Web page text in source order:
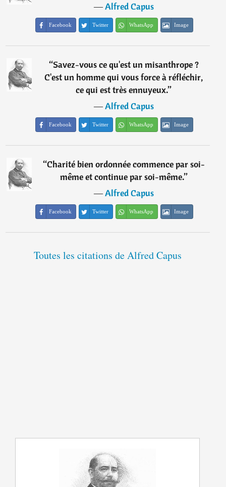
―Alfred Capus
Facebook Twitter WhatsApp Image
“Savez-vous ce qu'est un misanthrope ?
C'est un homme qui vous force à réfléchir,
ce qui est très ennuyeux.”
―Alfred Capus
Facebook Twitter WhatsApp Image
“Charité bien ordonnée commence par soi-
même et continue par soi-même.”
―Alfred Capus
Facebook Twitter WhatsApp Image
Toutes les citations de Alfred Capus